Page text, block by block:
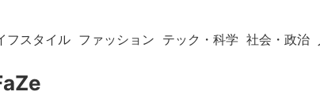
フスタイル ファッション テック・科学 社会・政治